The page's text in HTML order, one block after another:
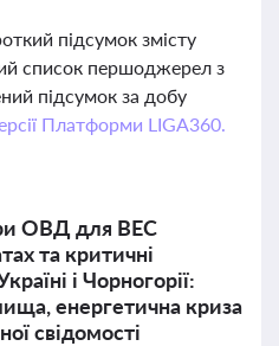
підсумок змісту
список першоджерел з
підсумок за добу
Платформи LIGA360.
ОВД для ВЕС
та критичні
і Чорногорії:
енергетична криза
свідомості